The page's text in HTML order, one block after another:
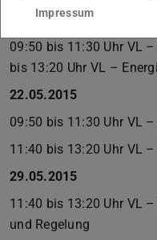
08.05.2015
09:50 bis 11:30 Uhr VL
bis 13:20 Uhr VL –
22.05.2015
09:50 bis 11:30 Uhr VL
11:40 bis 13:20 Uhr VL
29.05.2015
11:40 bis 13:20 Uhr VL
und Regelung
Impressum